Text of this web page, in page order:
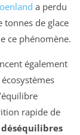
a perdu
de glace
ce phénomène.
également
rapide de
déséquilibres